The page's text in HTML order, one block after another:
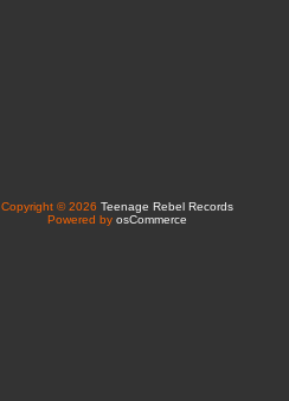
Copyright © 2026 Teenage Rebel Records
Powered by osCommerce